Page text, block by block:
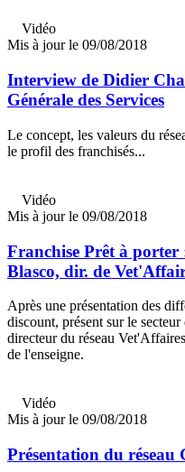
Vidéo
Mis à jour le 09/08/2018
Interview de Didier
Générale des Services
Le concept, les valeurs du
le profil des franchisés...
Vidéo
Mis à jour le 09/08/2018
Franchise Prêt à
Blasco, dir. de
Après une présentation des
discount, présent sur le
directeur du réseau
de l'enseigne.
Vidéo
Mis à jour le 09/08/2018
Présentation du réseau